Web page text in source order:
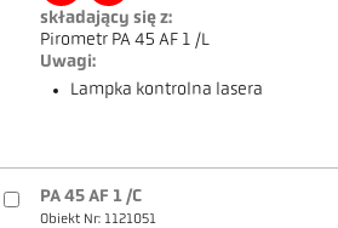
składający się z:
Pirometr PA 45 AF 1 /L
Uwagi:
Lampka kontrolna lasera
PA 45 AF 1 /C
Obiekt Nr: 1121051